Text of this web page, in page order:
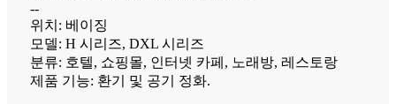
--
위치: 베이징
모델: H 시리즈, DXL 시리즈
분류: 호텔, 쇼핑몰, 인터넷 카페, 노래방, 레스토랑
제품 기능: 환기 및 공기 정화.